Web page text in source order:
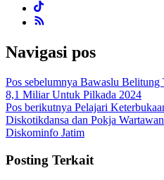
Navigasi pos
Pos sebelumnya Bawaslu Belitung
8,1 Miliar Untuk Pilkada 2024
Pos berikutnya Pelajari
Diskotikdansa dan Pokja
Diskominfo Jatim
Posting Terkait